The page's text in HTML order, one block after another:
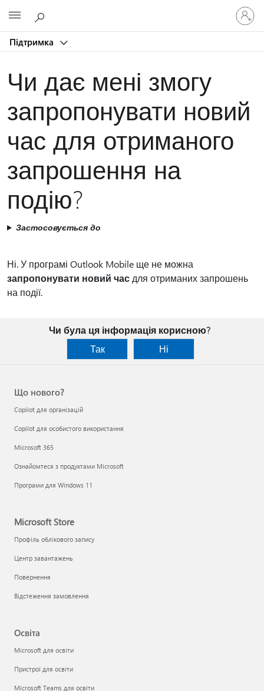
Підтримка
Увійдіть
свій
запис
Чи дає мені змогу
запропонувати новий
час для отриманого
запрошення на
подію?
Застосовується до
Ні. У програмі Outlook Mobile ще не можна
запропонувати новий час для отриманих запрошень
на події.
Чи була ця інформація корисною?
Так
Ні
Що нового?
Copilot для організацій
Copilot для особистого використання
Microsoft 365
Ознайомтеся з продуктами Microsoft
Програми для Windows 11
Microsoft Store
Профіль облікового запису
Центр завантажень
Повернення
Відстеження замовлення
Освіта
Microsoft для освіти
Пристрої для освіти
Microsoft Teams для освіти